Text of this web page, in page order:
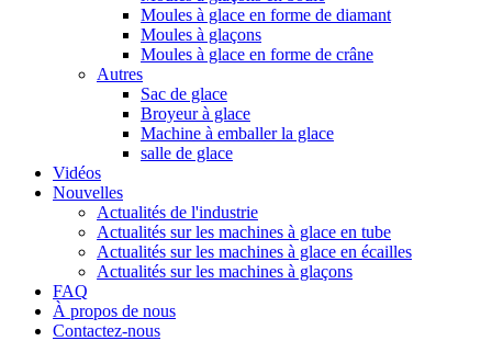
Moules à glace en forme de diamant
Moules à glaçons
Moules à glace en forme de crâne
Autres
Sac de glace
Broyeur à glace
Machine à emballer la glace
salle de glace
Vidéos
Nouvelles
Actualités de l'industrie
Actualités sur les machines à glace en tube
Actualités sur les machines à glace en écailles
Actualités sur les machines à glaçons
FAQ
À propos de nous
Contactez-nous